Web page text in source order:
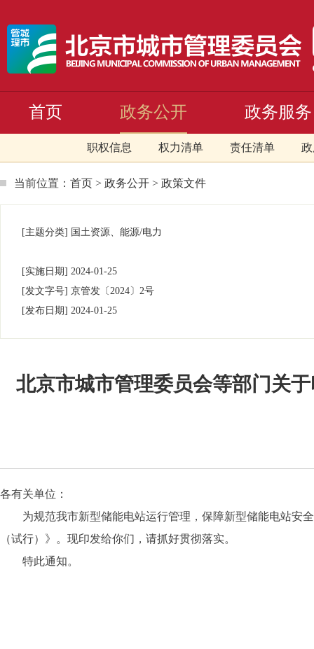
首页 政务公开
职权信息 权力清单 责任清单
政务服务
当前位置： 首页 > 政务公开 > 政策文件
[主题分类] 国土资源、能源/电力
[实施日期] 2024-01-25
[发文字号] 京管发 〔2024〕 2号
[发布日期] 2024-01-25
北京市城市管理委员会等部门关
各有关单位：
为规范我市新型储能电站运行管理，保障新型储能电站安全
（试行）》。现印发给你们，请抓好贯彻落实。
特此通知。